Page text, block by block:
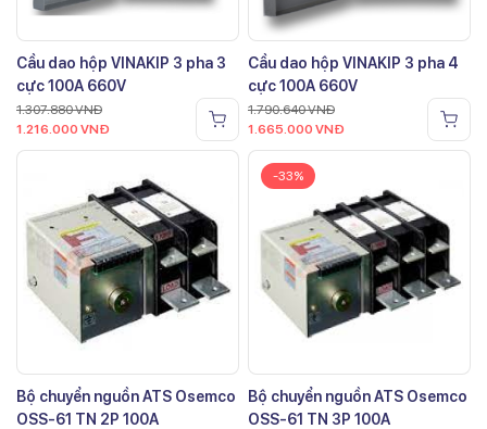
Cầu dao hộp VINAKIP 3 pha 3
cực 100A 660V
1.307.880VNĐ
1.216.000 VNĐ
Cầu dao hộp VINAKIP 3 pha 4
cực 100A 660V
1.790.640VNĐ
1.665.000 VNĐ
Bộ chuyển nguồn ATS Osemco
OSS-61 TN 2P 100A
-33%
Bộ chuyển nguồn ATS Osemco
OSS-61 TN 3P 100A